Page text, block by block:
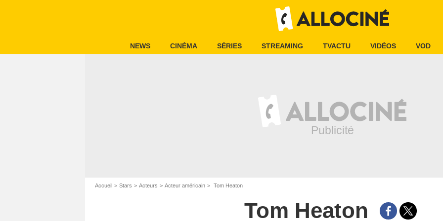
NEWS CINÉMA SÉRIES STREAMING TVACTU VIDÉOS VOD
Accueil Stars Acteurs Acteur américain Tom Heaton
Tom Heaton